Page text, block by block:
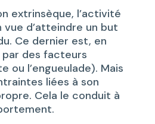
extrinsèque, l’activité
d’atteindre un but
Ce dernier est, en
des facteurs
ou l’engueulade). Mais
liées à son
Cela le conduit à